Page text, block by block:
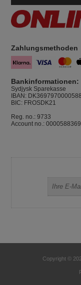
Zahlungsmethoden
Bankinformationen:
Sydjysk Sparekasse
IBAN:
BIC: FROSDK21
Reg. no.: 9733
Account no.: 0000588369
Copyright ©